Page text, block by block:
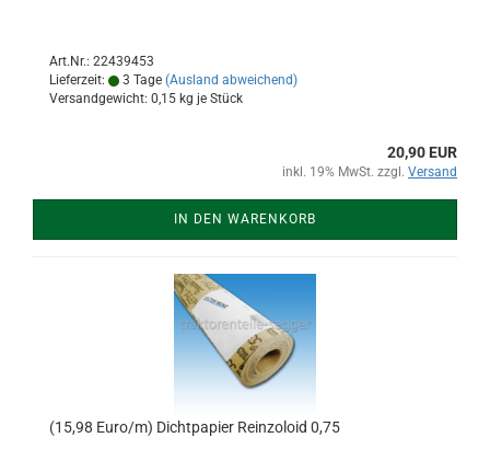
Art.Nr.: 22439453
Lieferzeit:
3 Tage (Ausland abweichend)
Versandgewicht: 0,15 kg je Stück
20,90 EUR
inkl. 19% MwSt. zzgl. Versand
IN DEN WARENKORB
(15,98 Euro/m) Dichtpapier Reinzoloid 0,75